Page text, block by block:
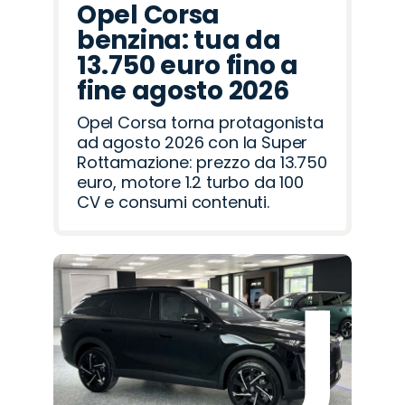
Opel Corsa
benzina: tua da
13.750 euro fino a
fine agosto 2026
Opel Corsa torna protagonista
ad agosto 2026 con la Super
Rottamazione: prezzo da 13.750
euro, motore 1.2 turbo da 100
CV e consumi contenuti.